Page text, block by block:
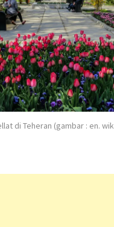
di Teheran (gambar : en.